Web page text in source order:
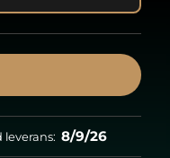
leverans: 8/9/26